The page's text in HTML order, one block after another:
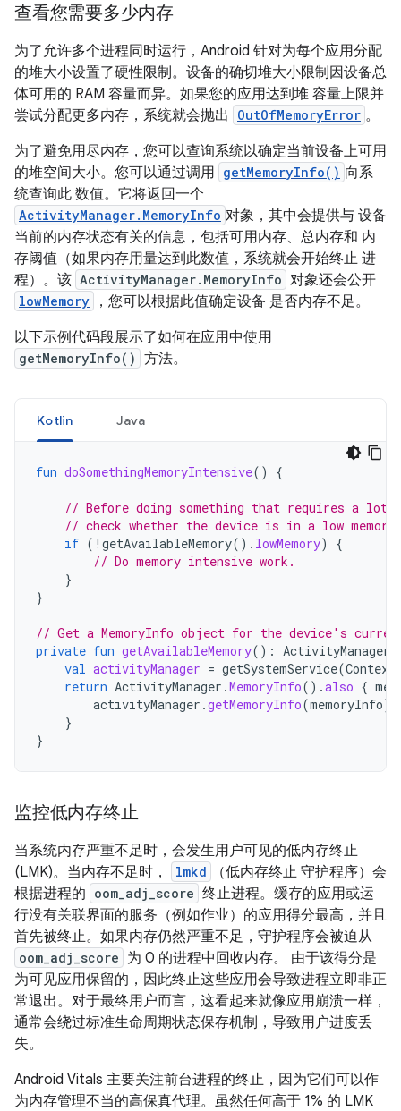
查看您需要多少内存
为了允许多个进程同时运行，Android 针对为每个应用分配
的堆大小设置了硬性限制。设备的确切堆大小限制因设备总
体可用的 RAM 容量而异。如果您的应用达到堆 容量上限并
尝试分配更多内存，系统就会抛出
OutOfMemoryError 。
为了避免用尽内存，您可以查询系统以确定当前设备上可用
的堆空间大小。您可以通过调用 getMemoryInfo() 向系
统查询此 数值。它将返回一个
ActivityManager.MemoryInfo 对象，其中会提供与 设备
当前的内存状态有关的信息，包括可用内存、总内存和 内
存阈值（如果内存用量达到此数值，系统就会开始终止 进
程）。该 ActivityManager.MemoryInfo 对象还会公开
lowMemory
，您可以根据此值确定设备 是否内存不足。
以下示例代码段展示了如何在应用中使用
getMemoryInfo() 方法。
Kotlin Java
fun doSomethingMemoryIntensive() {
// Before doing something that requires a lot
// check whether the device is in a low
if ( ! getAvailableMemory(). lowMemory)
{
// Do memory intensive work.
}
}
// Get a MemoryInfo object for the device's
private fun getAvailableMemory(): ActivityManager
val activityManager = getSystemService(Context
return ActivityManager .MemoryInfo().also {
activityManager .getMemoryInfo(memoryInfo)
}
}
监控低内存终止
当系统内存严重不足时，会发生用户可见的低内存终止
(LMK)。当内存不足时，
lmkd
（低内存终止 守护程序）会
根据进程的 oom_adj_score 终止进程。缓存的应用或运
行没有关联界面的服务（例如作业）的应用得分最高，并且
首先被终止。如果内存仍然严重不足，守护程序会被迫从
oom_adj_score 为 0 的进程中回收内存。 由于该得分是
为可见应用保留的，因此终止这些应用会导致进程立即非正
常退出。对于最终用户而言，这看起来就像应用崩溃一样，
通常会绕过标准生命周期状态保存机制，导致用户进度丢
失。
Android Vitals 主要关注前台进程的终止，因为它们可以作
为内存管理不当的高保真代理。虽然任何高于 1% 的 LMK